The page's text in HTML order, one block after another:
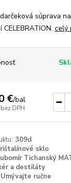
súprava
celý
€/bal
bez DPH
309d
sklo
Tichanský
a destiláty
Umývajte ručne